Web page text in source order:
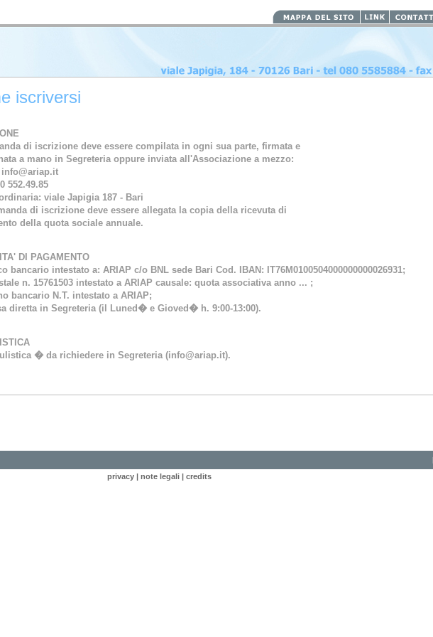
iscriversi
di iscrizione deve essere compilata in ogni sua parte, firmata e
a mano in Segreteria oppure inviata all'Associazione a mezzo:
552.49.85
viale Japigia 187 - Bari
di iscrizione deve essere allegata la copia della ricevuta di
della quota sociale annuale.
DI PAGAMENTO
bancario intestato a: ARIAP c/o BNL sede Bari Cod. IBAN: IT76M0100504000000000026931;
n. 15761503 intestato a ARIAP causale: quota associativa anno ... ;
bancario N.T. intestato a ARIAP;
diretta in Segreteria (il Luned� e Gioved� h. 9:00-13:00).
� da richiedere in Segreteria (info@ariap.it).
privacy| note legali| credits